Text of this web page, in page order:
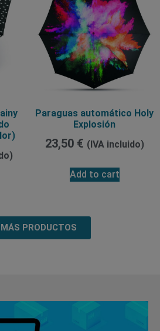
Paraguas automático Holy
Explosión
23,50 € (IVA incluido)
Add to cart
PRODUCTOS